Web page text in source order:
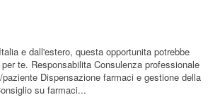
e dall'estero, questa opportunita potrebbe
te. Responsabilita Consulenza professionale
Dispensazione farmaci e gestione della
su farmaci...